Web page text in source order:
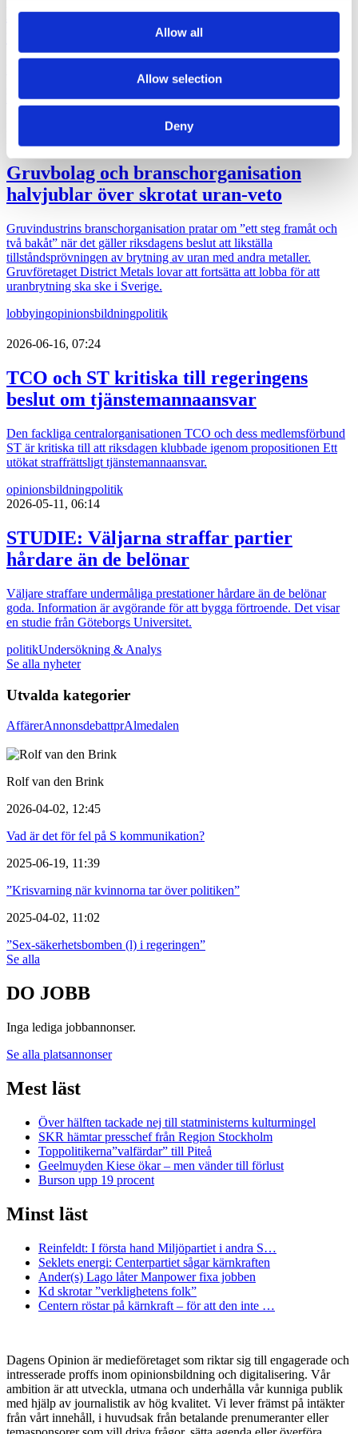
Allow all
Allow selection
Deny
Magdalena Andersson (s)
ger sig ut på en två dagars valturné i Sverige. Dock blir det flera
klassiska turistorter.
Gruvbolag och branschorganisation
halvjublar över skrotat uran-veto
Gruvindustrins branschorganisation pratar om ”ett steg framåt och
två bakåt” när det gäller riksdagens beslut att likställa
tillståndsprövningen av brytning av uran med andra metaller.
Gruvföretaget District Metals lovar att fortsätta att lobba för att
uranbrytning ska ske i Sverige.
lobbyingopinionsbildningpolitik
2026-06-16, 07:24
TCO och ST kritiska till regeringens
beslut om tjänstemannaansvar
Den fackliga centralorganisationen TCO och dess medlemsförbund
ST är kritiska till att riksdagen klubbade igenom propositionen Ett
utökat straffrättsligt tjänstemannaansvar.
opinionsbildningpolitik
2026-05-11, 06:14
STUDIE: Väljarna straffar partier
hårdare än de belönar
Väljare straffare undermåliga prestationer hårdare än de belönar
goda. Information är avgörande för att bygga förtroende. Det visar
en studie från Göteborgs Universitet.
politikUndersökning & Analys
Se alla nyheter
Utvalda kategorier
AffärerAnnonsdebattprAlmedalen
Rolf van den Brink
2026-04-02, 12:45
Vad är det för fel på S kommunikation?
2025-06-19, 11:39
”Krisvarning när kvinnorna tar över politiken”
2025-04-02, 11:02
”Sex-säkerhetsbomben (l) i regeringen”
Se alla
DO JOBB
Inga lediga jobbannonser.
Se alla platsannonser
Mest läst
Över hälften tackade nej till statministerns kulturmingel
SKR hämtar presschef från Region Stockholm
Toppolitikerna”valfärdar” till Piteå
Geelmuyden Kiese ökar – men vänder till förlust
Burson upp 19 procent
Minst läst
Reinfeldt: I första hand Miljöpartiet i andra S…
Seklets energi: Centerpartiet sågar kärnkraften
Ander(s) Lago låter Manpower fixa jobben
Kd skrotar ”verklighetens folk”
Centern röstar på kärnkraft – för att den inte …
Dagens Opinion är medieföretaget som riktar sig till engagerade och
intresserade proffs inom opinionsbildning och digitalisering. Vår
ambition är att utveckla, utmana och underhålla vår kunniga publik
med hjälp av journalistik av hög kvalitet. Vi lever främst på intäkter
från vårt innehåll, i huvudsak från betalande prenumeranter eller